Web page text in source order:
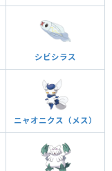
シビシラス
ニャオニクス（メス）